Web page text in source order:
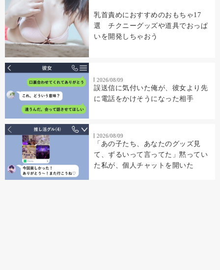
乳首責めにおすすめのおもちゃ17
選 チクニーグッズや道具でおっぱ
いを開発しちゃおう
2026/08/09
誤送信に気付いた俺が、彼女より先
に電話をかけそうになった相手
2026/08/09
「あの子たち、あなたのグッズ見
て、ずるいって言ってた」黙ってい
た私が、個人チャットを開いた